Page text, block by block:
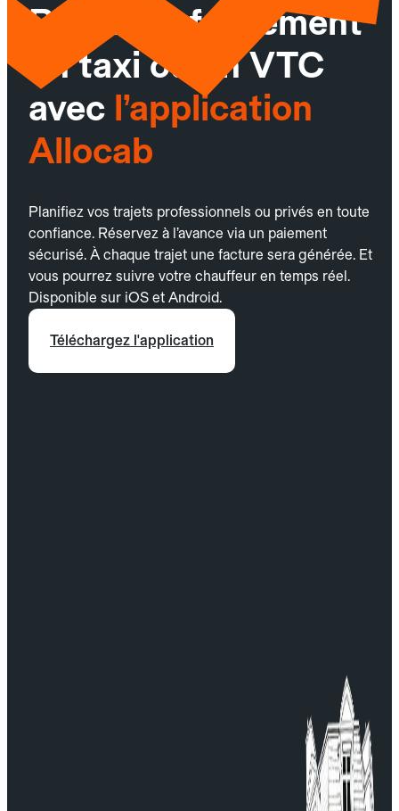
Réservez facilement
un taxi ou un VTC
avec l’application
Allocab
Planifiez vos trajets professionnels ou privés en toute
confiance. Réservez à l’avance via un paiement
sécurisé. À chaque trajet une facture sera générée. Et
vous pourrez suivre votre chauffeur en temps réel.
Disponible sur iOS et Android.
Téléchargez l'application